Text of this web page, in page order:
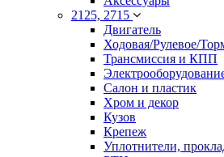
2125, 2715
Двигатель
Ходовая/Рулевое/
Трансмиссия и КПП
Салон и пластик
Хром и декор
Кузов
Крепеж
Уплотнители,